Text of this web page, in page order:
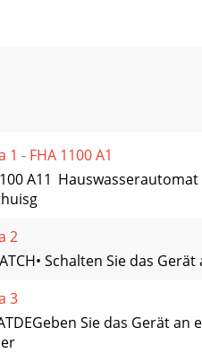
1 - FHA 1100 A1
A11
2
Schalten Sie das
3
Sie das Gerät